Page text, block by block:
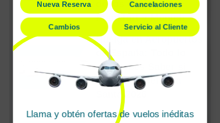
de los vuelos en
Frankfurt y Múnich
Huelga en Aeropuertos
de España: Todo lo
que Debes Saber si
Vuelas en Semana
Santa 2026
American Airlines
Nueva Reserva Cancelaciones
Cambios Servicio al Cliente
Llama y obtén ofertas de vuelos inéditas